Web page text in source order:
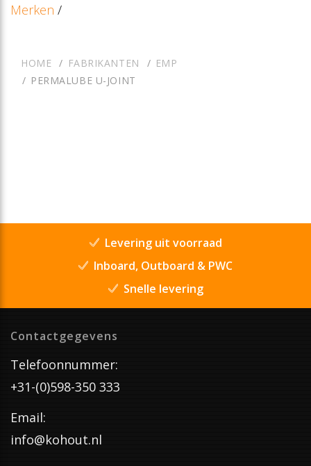
Merken /
HOME FABRIKANTEN
EMP
PERMALUBE U-JOINT
Levering uit voorraad
Inboard, Outboard & PWC
Snelle levering
Contactgegevens
Telefoonnummer:
+31-(0)598-350 333
Email:
info@kohout.nl